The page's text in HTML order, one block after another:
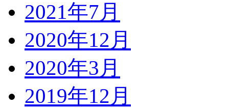
2021年7月
2020年12月
2020年3月
2019年12月